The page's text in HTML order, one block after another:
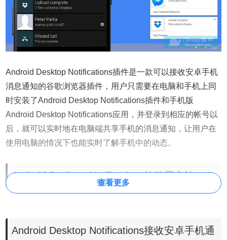
Android Desktop Notifications插件是一款可以接收安卓手机
消息通知的谷歌浏览器插件，用户只需要在电脑和手机上同
时安装了Android Desktop Notifications插件和手机版
Android Desktop Notifications应用，并登录到相应的帐号以
后，就可以实时地在电脑端共享手机的消息通知，让用户在
使用电脑的情况下也能实时了解手机中的动态。
Android Desktop Notifications的使用方法
并在Chrome的扩展器中启动用Chrome浏览器来接收安卓手
机通知的功能，Android Desktop Notifications插件的下载地
查看更多
Android Desktop Notifications接收安卓手机通